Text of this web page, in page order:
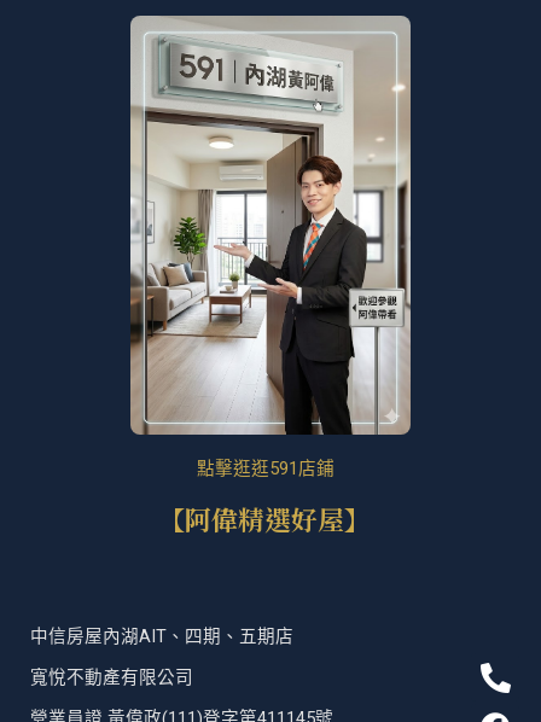
h
a
i
i
點擊逛逛591店鋪
【阿偉精選好屋】
中信房屋內湖AIT、四期、五期店
寬悅不動產有限公司